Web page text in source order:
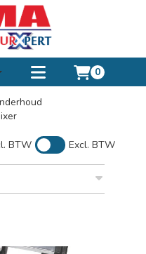
account dropdown
Toggle
menu
0
BTW Excl. BTW